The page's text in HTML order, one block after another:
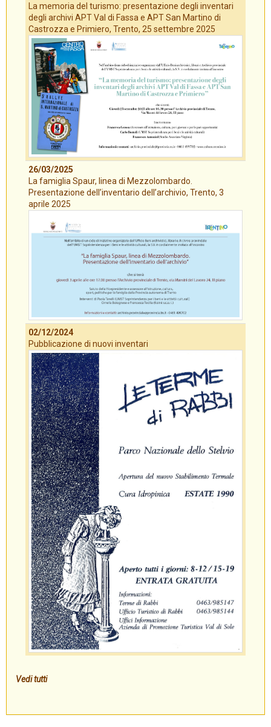
La memoria del turismo: presentazione degli inventari
degli archivi APT Val di Fassa e APT San Martino di
Castrozza e Primiero, Trento, 25 settembre 2025
26/03/2025
La famiglia Spaur, linea di Mezzolombardo.
Presentazione dell’inventario dell’archivio, Trento, 3
aprile 2025
02/12/2024
Pubblicazione di nuovi inventari
Vedi tutti